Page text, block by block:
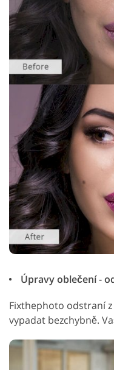
Úpravy oblečení -
Fixthephoto odstraní
vypadat bezchybně.